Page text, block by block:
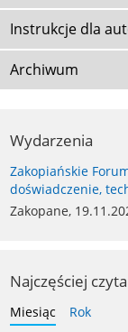
Instrukcje dla
Archiwum
Wydarzenia
Zakopiańskie
doświadczenie,
Zakopane,
Najczęściej
Miesiąc
Rok